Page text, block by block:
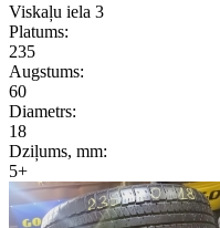
Viskaļu iela 3
Platums:
235
Augstums:
60
Diametrs:
18
Dziļums, mm:
5+